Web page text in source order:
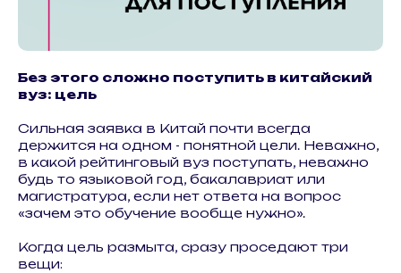
Без этого сложно поступить в китайский
вуз: цель
Сильная заявка в Китай почти всегда
держится на одном - понятной цели. Неважно,
в какой рейтинговый вуз поступать, неважно
будь то языковой год, бакалавриат или
магистратура, если нет ответа на вопрос
«зачем это обучение вообще нужно».
Когда цель размыта, сразу проседают три
вещи: